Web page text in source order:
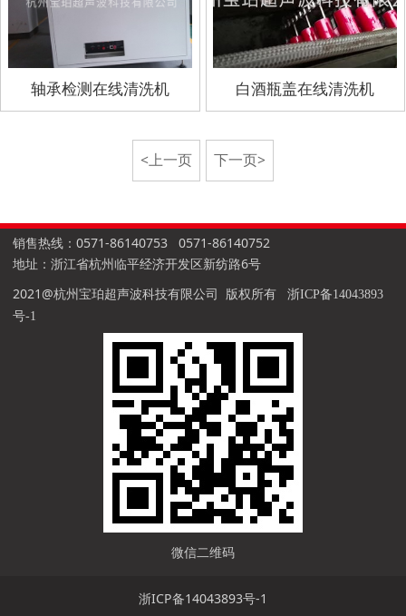
轴承检测在线清洗机 白酒瓶盖在线清洗机
<上一页 下一页>
销售热线：0571-86140753 0571-86140752
地址：浙江省杭州临平经济开发区新纺路6号
2021@杭州宝珀超声波科技有限公司 版权所有浙ICP备14043893
号-1
微信二维码
浙ICP备14043893号-1